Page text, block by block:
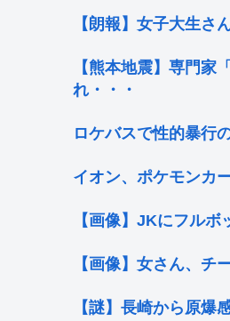
【朗報】女子大生さ
【熊本地震】専門
れ・・・
ロケバスで性的暴行
イオン、ポケモンカ
【画像】JKにフル
【画像】女さん、チ
【謎】長崎から原爆